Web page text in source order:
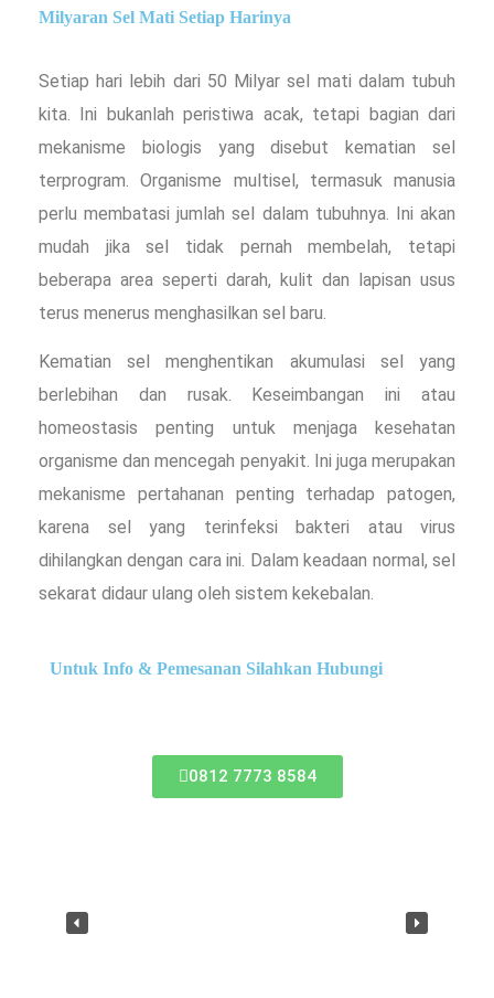
Milyaran Sel Mati Setiap Harinya
Setiap hari lebih dari 50 Milyar sel mati dalam tubuh
kita. Ini bukanlah peristiwa acak, tetapi bagian dari
mekanisme biologis yang disebut kematian sel
terprogram. Organisme multisel, termasuk manusia
perlu membatasi jumlah sel dalam tubuhnya. Ini akan
mudah jika sel tidak pernah membelah, tetapi
beberapa area seperti darah, kulit dan lapisan usus
terus menerus menghasilkan sel baru.
Kematian sel menghentikan akumulasi sel yang
berlebihan dan rusak. Keseimbangan ini atau
homeostasis penting untuk menjaga kesehatan
organisme dan mencegah penyakit. Ini juga merupakan
mekanisme pertahanan penting terhadap patogen,
karena sel yang terinfeksi bakteri atau virus
dihilangkan dengan cara ini. Dalam keadaan normal, sel
sekarat didaur ulang oleh sistem kekebalan.
Untuk Info & Pemesanan Silahkan Hubungi
0812 7773 8584